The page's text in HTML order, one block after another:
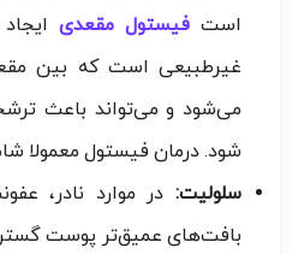
است فیستول مقعدی
غیرطبیعی است که بین
می‌شود و می‌تواند باعث
شود. درمان فیستول معمولا
سلولیت: در موارد نادر،
بافت‌های عمیق‌تر پوست